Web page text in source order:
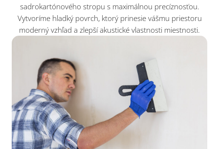
sadrokartónového stropu s maximálnou precíznosťou.
Vytvoríme hladký povrch, ktorý prinesie vášmu priestoru
moderný vzhľad a zlepší akustické vlastnosti miestnosti.